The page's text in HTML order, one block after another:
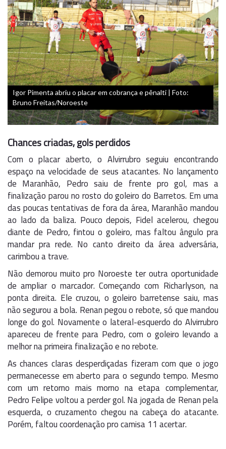
Igor Pimenta abriu o placar em cobrança e pênalti | Foto:
Bruno Freitas/Noroeste
Chances criadas, gols perdidos
Com o placar aberto, o Alvirrubro seguiu encontrando
espaço na velocidade de seus atacantes. No lançamento
de Maranhão, Pedro saiu de frente pro gol, mas a
finalização parou no rosto do goleiro do Barretos. Em uma
das poucas tentativas de fora da área, Maranhão mandou
ao lado da baliza. Pouco depois, Fidel acelerou, chegou
diante de Pedro, fintou o goleiro, mas faltou ângulo pra
mandar pra rede. No canto direito da área adversária,
carimbou a trave.
Não demorou muito pro Noroeste ter outra oportunidade
de ampliar o marcador. Começando com Richarlyson, na
ponta direita. Ele cruzou, o goleiro barretense saiu, mas
não segurou a bola. Renan pegou o rebote, só que mandou
longe do gol. Novamente o lateral-esquerdo do Alvirrubro
apareceu de frente para Pedro, com o goleiro levando a
melhor na primeira finalização e no rebote.
As chances claras desperdiçadas fizeram com que o jogo
permanecesse em aberto para o segundo tempo. Mesmo
com um retorno mais morno na etapa complementar,
Pedro Felipe voltou a perder gol. Na jogada de Renan pela
esquerda, o cruzamento chegou na cabeça do atacante.
Porém, faltou coordenação pro camisa 11 acertar.